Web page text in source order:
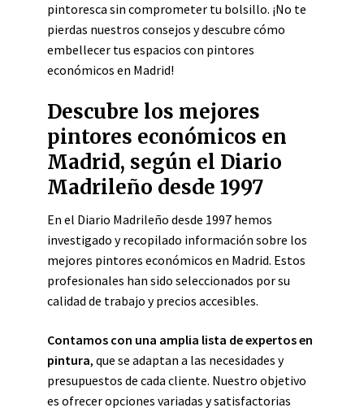
pintoresca sin comprometer tu bolsillo. ¡No te
pierdas nuestros consejos y descubre cómo
embellecer tus espacios con pintores
económicos en Madrid!
Descubre los mejores
pintores económicos en
Madrid, según el Diario
Madrileño desde 1997
En el Diario Madrileño desde 1997 hemos
investigado y recopilado información sobre los
mejores pintores económicos en Madrid. Estos
profesionales han sido seleccionados por su
calidad de trabajo y precios accesibles.
Contamos con una amplia lista de expertos en
pintura, que se adaptan a las necesidades y
presupuestos de cada cliente. Nuestro objetivo
es ofrecer opciones variadas y satisfactorias